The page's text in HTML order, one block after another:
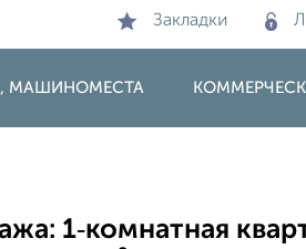
Закладки
МАШИНОМЕСТА
1‑комнатная